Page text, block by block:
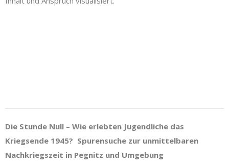
Die Stunde Null – Wie erlebten Jugendliche das
Kriegsende 1945? Spurensuche zur unmittelbaren
Nachkriegszeit in Pegnitz und Umgebung